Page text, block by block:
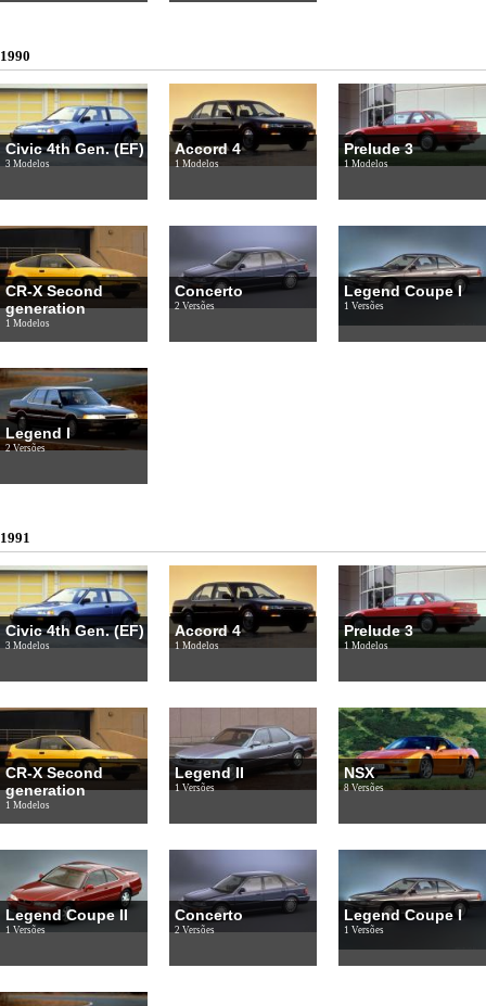
1990
Civic 4th Gen. (EF)
3 Modelos
Accord 4
1 Modelos
Prelude 3
1 Modelos
CR-X Second
generation
1 Modelos
Concerto
2 Versões
Legend Coupe I
1 Versões
Legend I
2 Versões
1991
Civic 4th Gen. (EF)
3 Modelos
Accord 4
1 Modelos
Prelude 3
1 Modelos
CR-X Second
generation
1 Modelos
Legend II
1 Versões
NSX
8 Versões
Legend Coupe II
1 Versões
Concerto
2 Versões
Legend Coupe I
1 Versões